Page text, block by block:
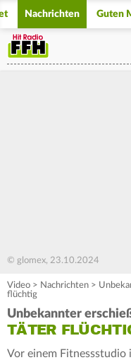
Nachrichten Guten
© glomex, 23.10.2024
Video > Nachrichten >
flüchtig
Unbekannter
TÄTER
Vor einem